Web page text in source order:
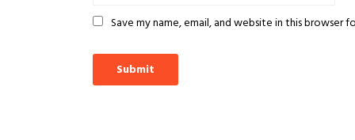
Save my name, email, and website in this browser